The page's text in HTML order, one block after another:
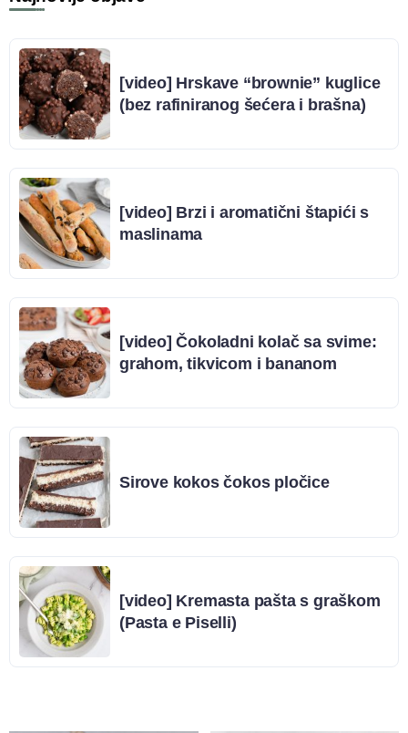
[video] Hrskave “brownie” kuglice
(bez rafiniranog šećera i brašna)
[video] Brzi i aromatični štapići s
maslinama
[video] Čokoladni kolač sa svime:
grahom, tikvicom i bananom
Sirove kokos čokos pločice
[video] Kremasta pašta s graškom
(Pasta e Piselli)